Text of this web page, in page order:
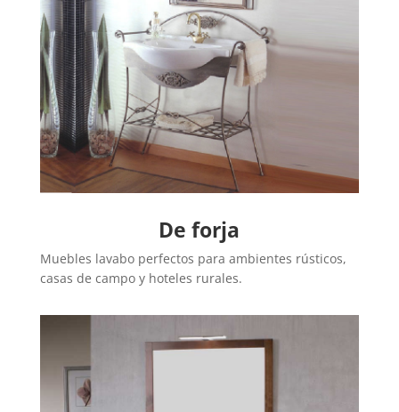
De forja
Muebles lavabo perfectos para ambientes rústicos,
casas de campo y hoteles rurales.